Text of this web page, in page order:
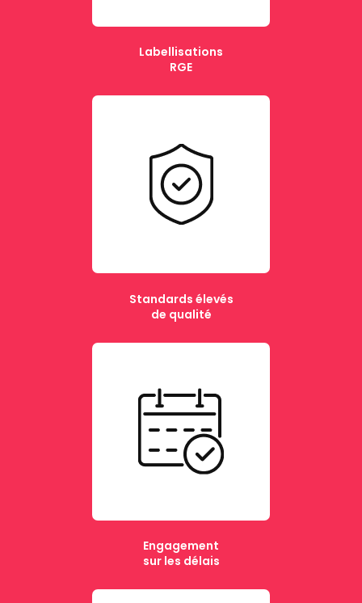
Labellisations
RGE
Standards élevés
de qualité
Engagement
sur les délais